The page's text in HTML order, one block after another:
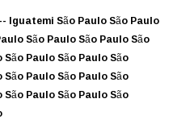
IguatemiSão PauloSão Paulo
São PauloSão PauloSão
São PauloSão PauloSão
São PauloSão PauloSão
São PauloSão PauloSão